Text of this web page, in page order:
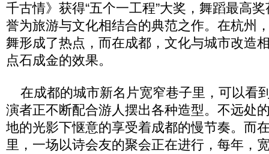
千古情》获得“五个一工程”大奖，舞蹈最高
誉为旅游与文化相结合的典范之作。在杭州
舞形成了热点，而在成都，文化与城市改造
点石成金的效果。
在成都的城市新名片宽窄巷子里，可以看
演者正不断配合游人摆出各种造型。不远处
地的光影下惬意的享受着成都的慢节奏。而
里，一场以诗会友的聚会正在进行，每年，